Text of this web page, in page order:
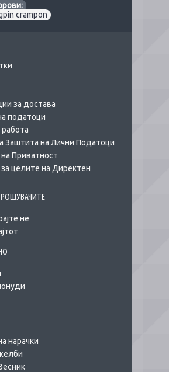
crampon
за достава
податоци
Заштита на Лични Податоци
Приватност
целите на Директен
не
нарачки